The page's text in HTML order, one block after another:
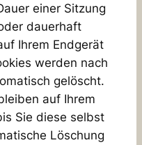
einer Sitzung
dauerhaft
Ihrem Endgerät
werden nach
gelöscht.
auf Ihrem
Sie diese selbst
Löschung